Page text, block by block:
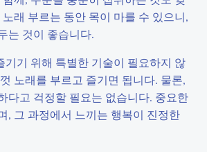
래 부르는 동안 목이 마를 수 있으니,
는 것이 좋습니다.
기기 위해 특별한 기술이 필요하지 않
노래를 부르고 즐기면 됩니다. 물론,
다고 걱정할 필요는 없습니다. 중요한
, 그 과정에서 느끼는 행복이 진정한